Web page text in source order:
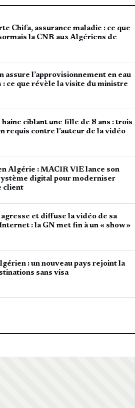
Chifa, assurance maladie : ce que
la CNR aux Algériens de
assure l’approvisionnement en eau
: ce que révèle la visite du ministre
haine ciblant une fille de 8 ans : trois
requis contre l’auteur de la vidéo
Algérie : MACIR VIE lance son
digital pour moderniser
client
et diffuse la vidéo de sa
: la GN met fin à un « show »
: un nouveau pays rejoint la
sans visa